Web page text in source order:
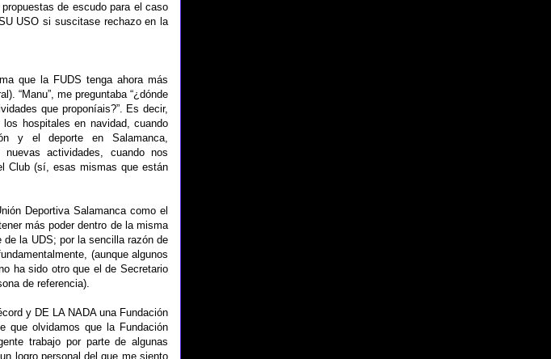
de escudo para el caso
USO si suscitase rechazo en la
que la FUDS tenga ahora más
“Manu”, me preguntaba “¿dónde
que proponíais?”. Es decir,
hospitales en navidad, cuando
y el deporte en Salamanca,
actividades, cuando nos
Club (sí, esas mismas que están
Deportiva Salamanca como el
más poder dentro de la misma
la UDS; por la sencilla razón de
(aunque algunos
ha sido otro que el de Secretario
de referencia).
y DE LA NADA una Fundación
que olvidamos que la Fundación
trabajo por parte de algunas
logro personal del que me siento